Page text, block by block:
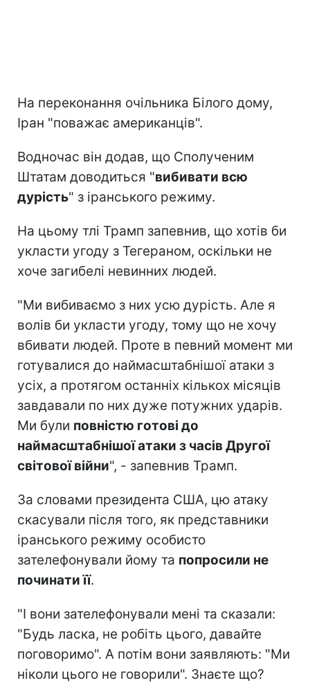
На переконання очільника Білого дому,
Іран "поважає американців".
Водночас він додав, що Сполученим
Штатам доводиться "вибивати всю
дурість" з іранського режиму.
На цьому тлі Трамп запевнив, що хотів би
укласти угоду з Тегераном, оскільки не
хоче загибелі невинних людей.
"Ми вибиваємо з них усю дурість. Але я
волів би укласти угоду, тому що не хочу
вбивати людей. Проте в певний момент ми
готувалися до наймасштабнішої атаки з
усіх, а протягом останніх кількох місяців
завдавали по них дуже потужних ударів.
Ми були повністю готові до
наймасштабнішої атаки з часів Другої
світової війни", - запевнив Трамп.
За словами президента США, цю атаку
скасували після того, як представники
іранського режиму особисто
зателефонували йому та попросили не
починати її.
"І вони зателефонували мені та сказали:
"Будь ласка, не робіть цього, давайте
поговоримо". А потім вони заявляють: "Ми
ніколи цього не говорили". Знаєте що?